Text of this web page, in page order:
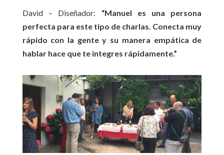
David – Diseñador: “Manuel es una persona
perfecta para este tipo de charlas. Conecta muy
rápido con la gente y su manera empática de
hablar hace que te integres rápidamente.”